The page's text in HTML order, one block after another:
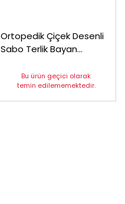
Ortopedik Çiçek Desenli
Sabo Terlik Bayan
Bu ürün geçici olarak
temin edilememektedir.